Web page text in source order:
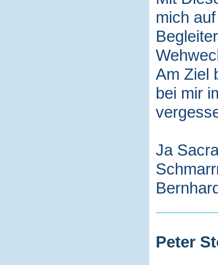
mich
Am Ziel
bei mir
Ja
Peter